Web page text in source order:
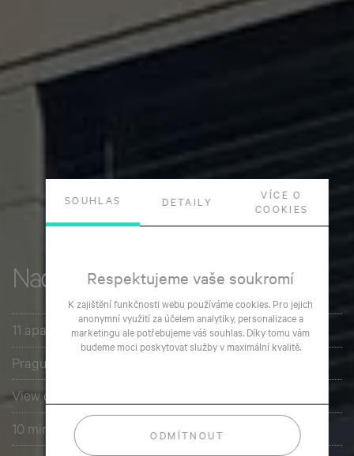
SOUHLAS DETAILY
VÍCE O
COOKIES
Respektujeme vaše soukromí
K zajištění funkčnosti webu používáme cookies. Pro jejich
anonymní využití za účelem analytiky, personalizace a
marketingu ale potřebujeme váš souhlas. Díky tomu vám
budeme moci poskytovat služby v maximální kvalitě.
ODMÍTNOUT
Nad Ostrovem
11 apartment units
Prague Podolí
View of the Vltava
10 minutes to the city centre